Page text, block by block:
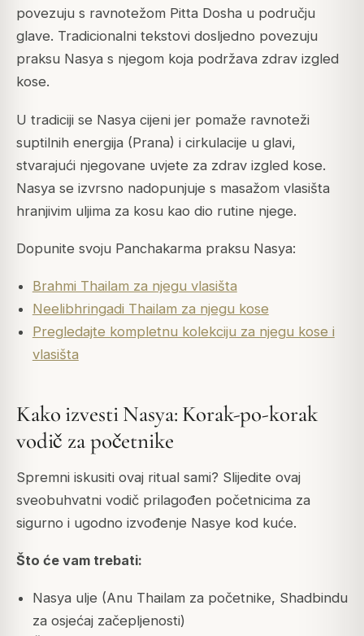
povezuju s ravnotežom Pitta Dosha u području
glave. Tradicionalni tekstovi dosljedno povezuju
praksu Nasya s njegom koja podržava zdrav izgled
kose.
U tradiciji se Nasya cijeni jer pomaže ravnoteži
suptilnih energija (Prana) i cirkulacije u glavi,
stvarajući njegovane uvjete za zdrav izgled kose.
Nasya se izvrsno nadopunjuje s masažom vlasišta
hranjivim uljima za kosu kao dio rutine njege.
Dopunite svoju Panchakarma praksu Nasya:
Brahmi Thailam za njegu vlasišta
Neelibhringadi Thailam za njegu kose
Pregledajte kompletnu kolekciju za njegu kose i
vlasišta
Kako izvesti Nasya: Korak-po-korak
vodič za početnike
Spremni iskusiti ovaj ritual sami? Slijedite ovaj
sveobuhvatni vodič prilagođen početnicima za
sigurno i ugodno izvođenje Nasye kod kuće.
Što će vam trebati:
Nasya ulje (Anu Thailam za početnike, Shadbindu
za osjećaj začepljenosti)